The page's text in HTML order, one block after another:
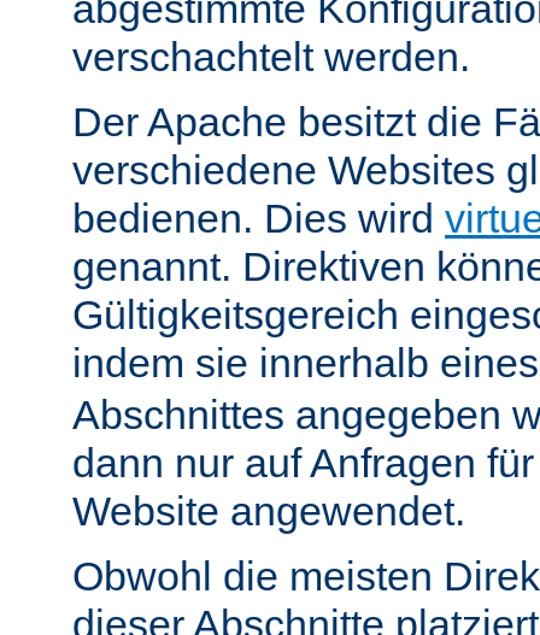
verschachtelt werden.
Der Apache besitzt die
verschiedene Websites
bedienen. Dies wird
genannt. Direktiven
Gültigkeitsgereich
indem sie innerhalb
Abschnittes angegeben
dann nur auf Anfragen
Website angewendet.
Obwohl die meisten
dieser Abschnitte